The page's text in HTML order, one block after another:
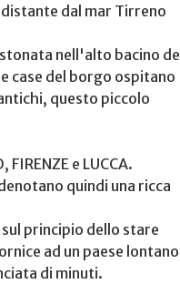
dal mar Tirreno
nell'alto bacino del
case del borgo ospitano
questo piccolo
e LUCCA.
quindi una ricca
principio dello stare
ad un paese lontano
di minuti.